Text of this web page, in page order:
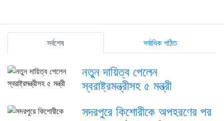
সর্বশেষ সর্বাধিক পঠিত
নতুন দায়িত্ব পেলেন
স্বরাষ্ট্রমন্ত্রীসহ ৫ মন্ত্রী
সদরপুরে কিশোরীকে অপহরণের পর